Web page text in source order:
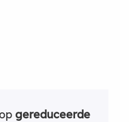
gereduceerde